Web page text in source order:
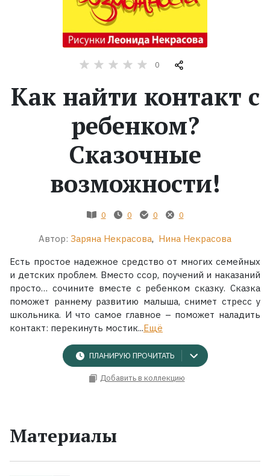
Экранизации
0
Как найти контакт с
ребенком?
Сказочные
возможности!
0 0 0 0
Автор: Заряна Некрасова, Нина Некрасова
Есть простое надежное средство от многих семейных
и детских проблем. Вместо ссор, поучений и наказаний
просто… сочините вместе с ребенком сказку. Сказка
поможет раннему развитию малыша, снимет стресс у
школьника. И что самое главное – поможет наладить
контакт: перекинуть мостик...Ещё
ПЛАНИРУЮ ПРОЧИТАТЬ
Добавить в коллекцию
Материалы